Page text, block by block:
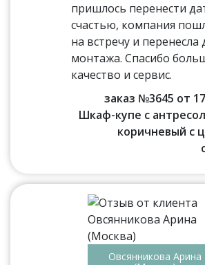
пришлось перенести
счастью, компания
на встречу и перенесла
монтажа. Спасибо
качество и сервис.
заказ №3645 от
Шкаф-купе с
коричневый с
Овсянникова Арина